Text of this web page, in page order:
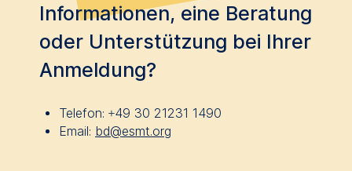
Informationen, eine Beratung
oder Unterstützung bei Ihrer
Anmeldung?
Telefon: +49 30 21231 1490
Email: bd@esmt.org